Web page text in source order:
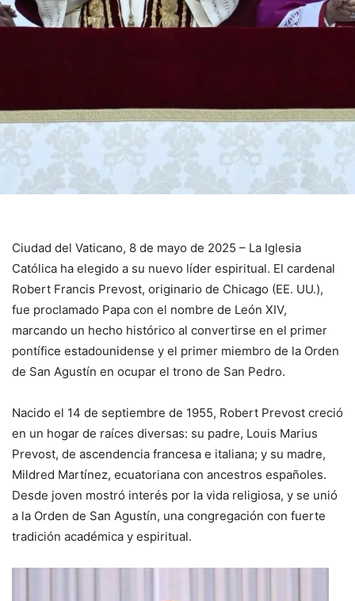
Ciudad del Vaticano, 8 de mayo de 2025 – La Iglesia
Católica ha elegido a su nuevo líder espiritual. El cardenal
Robert Francis Prevost, originario de Chicago (EE. UU.),
fue proclamado Papa con el nombre de León XIV,
marcando un hecho histórico al convertirse en el primer
pontífice estadounidense y el primer miembro de la Orden
de San Agustín en ocupar el trono de San Pedro.
Nacido el 14 de septiembre de 1955, Robert Prevost creció
en un hogar de raíces diversas: su padre, Louis Marius
Prevost, de ascendencia francesa e italiana; y su madre,
Mildred Martínez, ecuatoriana con ancestros españoles.
Desde joven mostró interés por la vida religiosa, y se unió
a la Orden de San Agustín, una congregación con fuerte
tradición académica y espiritual.